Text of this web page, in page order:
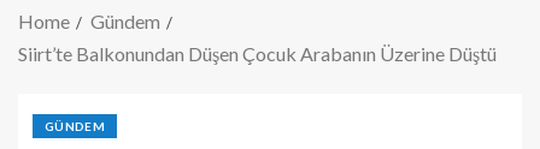
Home
Gündem
Siirt’te Balkonundan Düşen Çocuk Arabanın Üzerine Düştü
GÜNDEM